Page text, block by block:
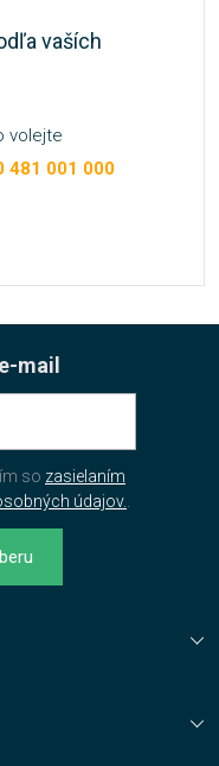
vaších
volejte
481 001 000
mail
so zasielaním
údajov.